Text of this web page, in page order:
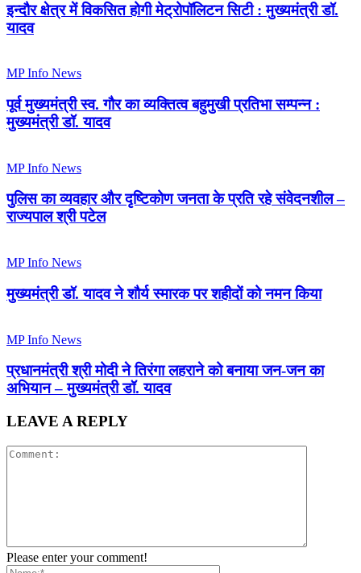
इन्दौर क्षेत्र में विकसित होगी मेट्रोपॉलिटन सिटी : मुख्यमंत्री डॉ.
यादव
MP Info News
पूर्व मुख्यमंत्री स्व. गौर का व्यक्तित्व बहुमुखी प्रतिभा सम्पन्न :
मुख्यमंत्री डॉ. यादव
MP Info News
पुलिस का व्यवहार और दृष्टिकोण जनता के प्रति रहे संवेदनशील –
राज्यपाल श्री पटेल
MP Info News
मुख्यमंत्री डॉ. यादव ने शौर्य स्मारक पर शहीदों को नमन किया
MP Info News
प्रधानमंत्री श्री मोदी ने तिरंगा लहराने को बनाया जन-जन का
अभियान – मुख्यमंत्री डॉ. यादव
LEAVE A REPLY
Please enter your comment!